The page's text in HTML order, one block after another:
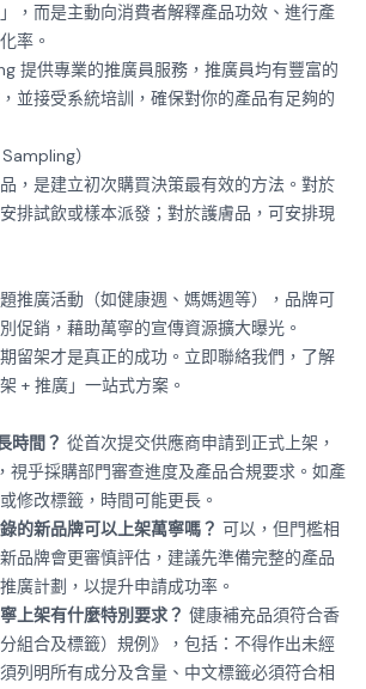
，而是主動向消費者解釋產品功效、進行產
率。
提供專業的推廣員服務 ，推廣員均有豐富的
並接受系統培訓，確保對你的產品有足夠的
）
，是建立初次購買決策最有效的方法。對於
排試飲或樣本派發；對於護膚品，可安排現
推廣活動（如健康週、媽媽週等），品牌可
促銷，藉助萬寧的宣傳資源擴大曝光。
留架才是真正的成功。 立即聯絡我們 ，了解
+ 推廣」一站式方案。
時間？ 從首次提交供應商申請到正式上架，
視乎採購部門審查進度及產品合規要求。如產
修改標籤，時間可能更長。
的新品牌可以上架萬寧嗎？ 可以，但門檻相
品牌會更審慎評估，建議先準備完整的產品
廣計劃，以提升申請成功率。
上架有什麼特別要求？ 健康補充品須符合香
組合及標籤）規例》，包括：不得作出未經
列明所有成分及含量、中文標籤必須符合相